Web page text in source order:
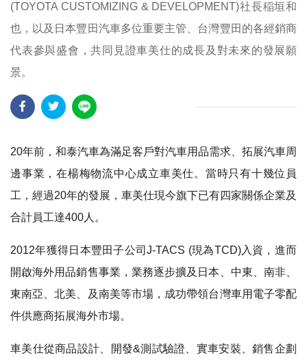
(TOYOTA CUSTOMIZING & DEVELOPMENT)社長稲垣和
也，以及日本豐田汽車多位重要主管、台灣豐田的各經銷商
代表參與盛會，共同見證車美仕的成長及對未來的發展願
景。
20年前，和泰汽車為滿足客戶對汽車用品需求、拓展汽車周
邊事業，在楊梅物流中心成立車美仕。當時只有十幾位員
工，經過20年的發展，車美仕現今旗下已有四家關係企業及
合計員工達400人。
2012年獲得日本豐田子公司J-TACS (現為TCD)入資，進而
開啟海外用品銷售事業，業務逐步擴及日本、中東、南非、
東南亞、北美、及南美等市場，成功帶領台灣車用電子零配
件供應商拓展海外市場。
車美仕從商品設計、開發&測試驗證、實車安裝、銷售企劃